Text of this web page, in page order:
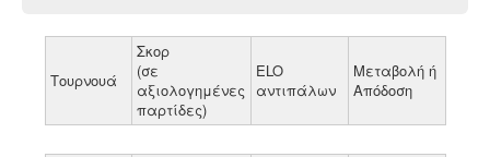
Τουρνουά
Σκορ
(σε
αξιολογημένες
παρτίδες)
ELO
αντιπάλων
Μεταβολή ή
Απόδοση